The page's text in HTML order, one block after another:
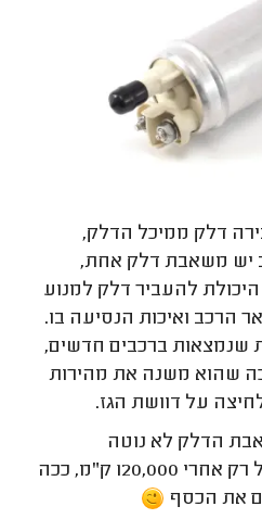
דלק ממיכל הדלק,
יש משאבת דלק אחת,
להעביר דלק למנוע
הרכב ואיכות הנסיעה בו.
שנמצאות ברכבים חדשים,
שהוא משנה את מהירות
על דוושת הגז.
הדלק לא נוטה
להתקלקל מהר, בדרך כלל רק אחרי 120,000 ק"מ, ככה
את הכסף